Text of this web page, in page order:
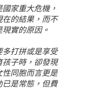
家重大危機，
在的結果，而不
實的原因。
打拼或是享受
子時，卻發現
同胞而言更是
是常態，但費